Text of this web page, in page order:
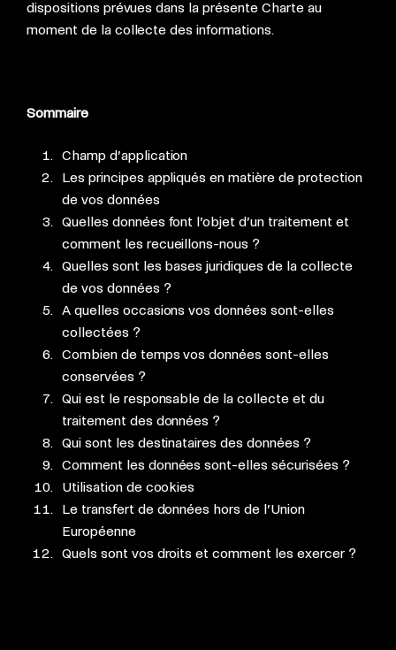
dispositions prévues dans la présente Charte au
moment de la collecte des informations.
Sommaire
Champ d’application
Les principes appliqués en matière de protection
de vos données
Quelles données font l’objet d’un traitement et
comment les recueillons-nous ?
Quelles sont les bases juridiques de la collecte
de vos données ?
A quelles occasions vos données sont-elles
collectées ?
Combien de temps vos données sont-elles
conservées ?
Qui est le responsable de la collecte et du
traitement des données ?
Qui sont les destinataires des données ?
Comment les données sont-elles sécurisées ?
Utilisation de cookies
Le transfert de données hors de l’Union
Européenne
Quels sont vos droits et comment les exercer ?